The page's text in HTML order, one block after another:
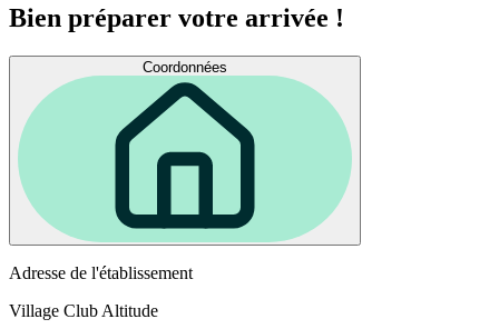
Bien préparer votre arrivée !
Coordonnées
Adresse de l'établissement
Village Club Altitude